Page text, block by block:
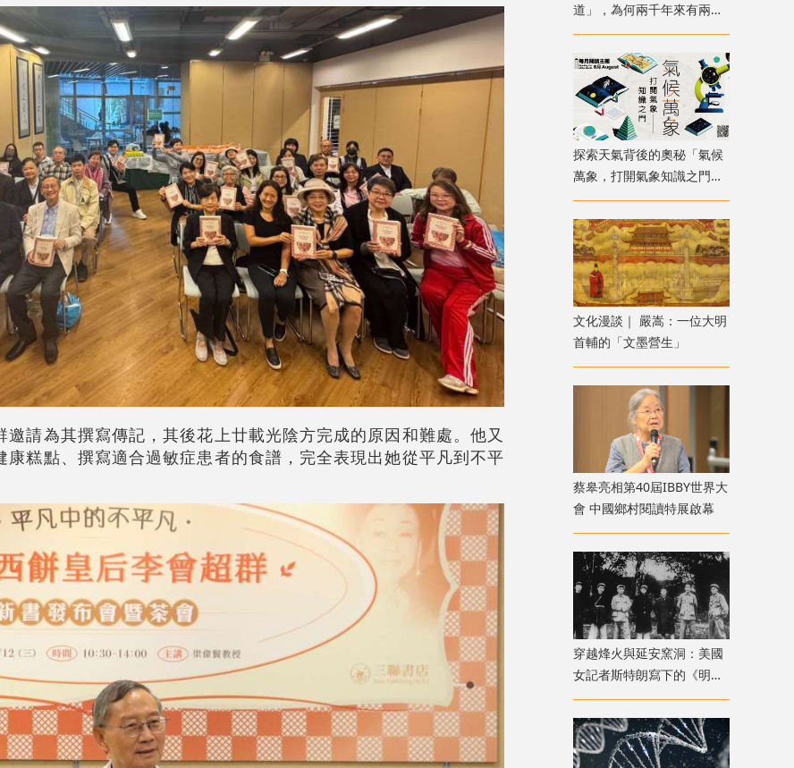
請為其撰寫傳記，其後花上廿載光陰方完成的原因和難處。他又
糕點、撰寫適合過敏症患者的食譜，完全表現出她從平凡到不平
道」，為何兩千年來有兩種
解讀？
探索天氣背後的奧秘「氣候
萬象，打開氣象知識之門」
主題書展
文化漫談｜ 嚴嵩：一位大明
首輔的「文墨營生」
蔡皋亮相第40屆IBBY世界大
會 中國鄉村閱讀特展啟幕
穿越烽火與延安窯洞：美國
女記者斯特朗寫下的《明日
中國》